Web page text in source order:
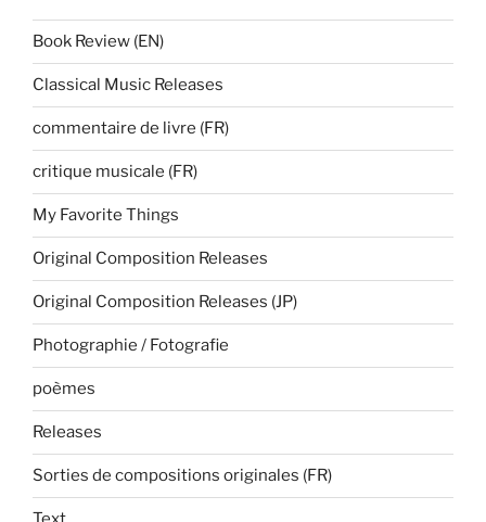
Book Review (EN)
Classical Music Releases
commentaire de livre (FR)
critique musicale (FR)
My Favorite Things
Original Composition Releases
Original Composition Releases (JP)
Photographie / Fotografie
poèmes
Releases
Sorties de compositions originales (FR)